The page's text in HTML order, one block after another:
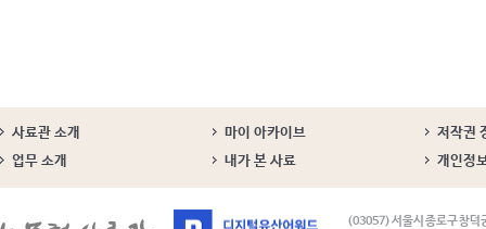
사료관 소개 마이 아카이브
저작권
업무 소개
내가 본 사료 개인정
(03057) 서울시 종로구 창덕